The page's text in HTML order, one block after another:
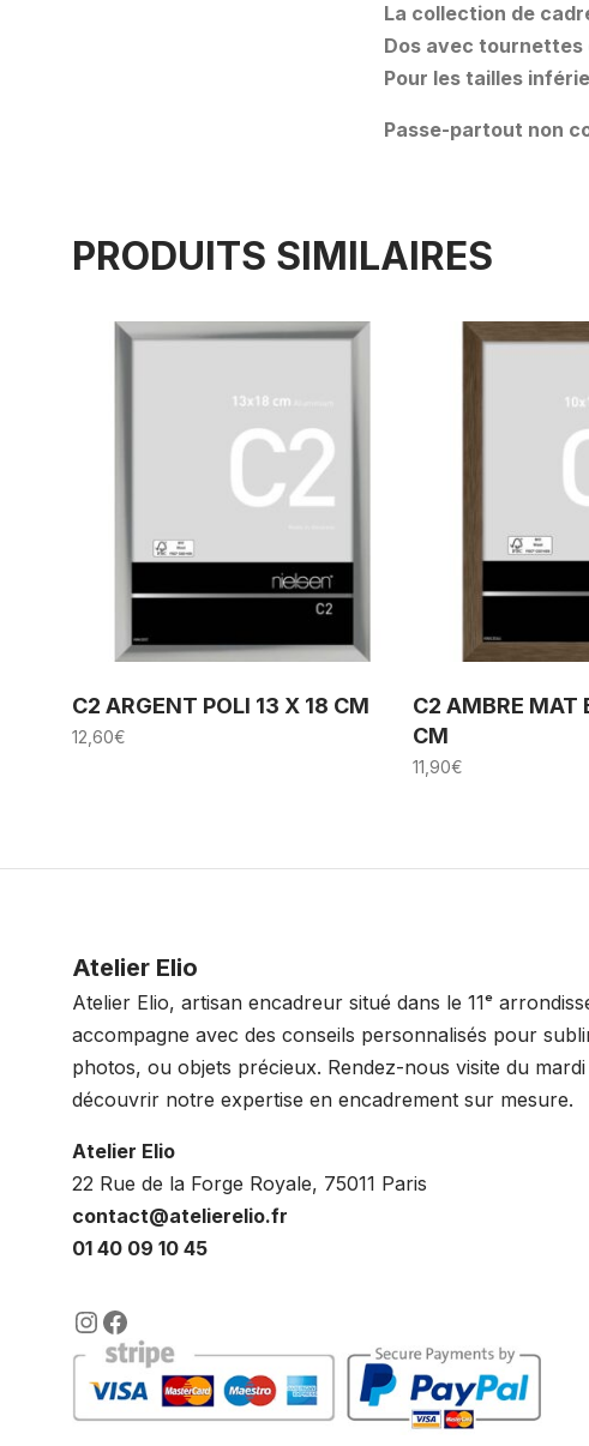
La collection de
Dos avec tournettes
Pour les tailles
Passe-partout non
PRODUITS SIMILAIRES
C2 ARGENT POLI 13 X 18 CM
12,60€
C2 AMBRE MAT
CM
11,90€
Atelier Elio
Atelier Elio, artisan encadreur situé dans le 11ᵉ
accompagne avec des conseils personnalisés pour
photos, ou objets précieux. Rendez-nous visite du
découvrir notre expertise en encadrement sur mesure.
Atelier Elio
22 Rue de la Forge Royale, 75011 Paris
contact@atelierelio.fr
01 40 09 10 45
https://www.instagram.com/
https://www.facebook.com/